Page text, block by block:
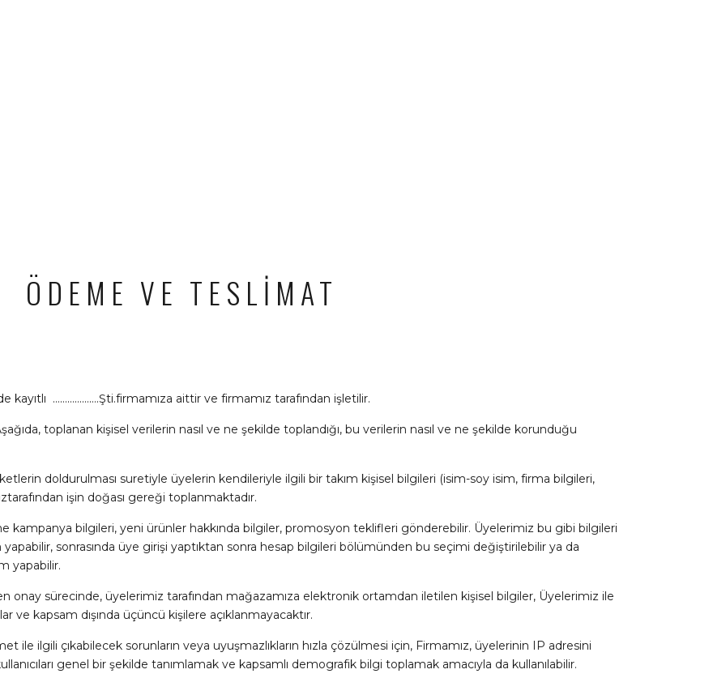
ÖDEME VE TESLIMAT
……………….Şti.firmamıza aittir ve firmamız tarafından işletilir.
toplanan kişisel verilerin nasıl ve ne şekilde toplandığı, bu verilerin nasıl ve ne şekilde korunduğu
doldurulması suretiyle üyelerin kendileriyle ilgili bir takım kişisel bilgileri (isim-soy isim, firma bilgileri,
işin doğası gereği toplanmaktadır.
kampanya bilgileri, yeni ürünler hakkında bilgiler, promosyon teklifleri gönderebilir. Üyelerimiz bu gibi bilgileri
sonrasında üye girişi yaptıktan sonra hesap bilgileri bölümünden bu seçimi değiştirilebilir ya da
yapabilir.
onay sürecinde, üyelerimiz tarafından mağazamıza elektronik ortamdan iletilen kişisel bilgiler, Üyelerimiz ile
ve kapsam dışında üçüncü kişilere açıklanmayacaktır.
ile ilgili çıkabilecek sorunların veya uyuşmazlıkların hızla çözülmesi için, Firmamız, üyelerinin IP adresini
genel bir şekilde tanımlamak ve kapsamlı demografik bilgi toplamak amacıyla da kullanılabilir.